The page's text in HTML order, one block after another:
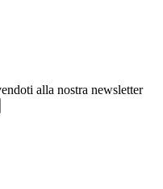
alla nostra newsletter